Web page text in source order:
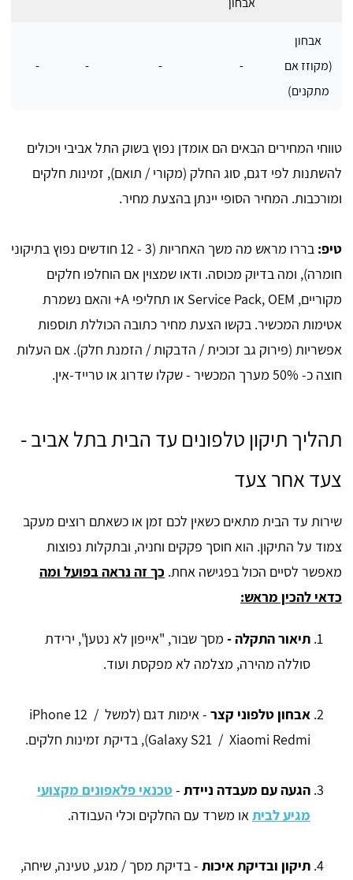
אבחון
(מקוזז אם
מתקנים)
-
-
-
-
טווחי המחירים הבאים הם אומדן נפוץ בשוק התל אביבי ויכולים
להשתנות לפי דגם, סוג החלק (מקורי / תואם), זמינות חלקים
ומורכבות. המחיר הסופי יינתן בהצעת מחיר.
טיפ:
בררו מראש מה משך האחריות (3 - 12 חודשים נפוץ בתיקוני
חומרה), ומה בדיוק מכוסה. ודאו שמצוין אם הוחלפו חלקים
מקוריים, Service Pack, OEM או תחליפי A+ והאם נשמרת
אטימות המכשיר. בקשו הצעת מחיר כתובה הכוללת תוספות
אפשריות (פירוק גב זכוכית / הדבקות / הזמנת חלק). אם העלות
חוצה כ- 50% מערך המכשיר - שקלו שדרוג או טרייד-אין.
תהליך תיקון טלפונים עד הבית בתל אביב -
צעד אחר צעד
שירות עד הבית מתאים כשאין לכם זמן או כשאתם רוצים מעקב
צמוד על התיקון. הוא חוסך פקקים וחניה, ובתקלות נפוצות
מאפשר לסיים הכול בפגישה אחת. כך זה נראה בפועל ומה
כדאי להכין מראש:
תיאור התקלה - מסך שבור, "אייפון לא נטען", ירידת
סוללה מהירה, מצלמה לא מפקסת ועוד.
אבחון טלפוני קצר
- אימות דגם (למשל iPhone 12 /
Galaxy S21 / Xiaomi Redmi), בדיקת זמינות חלקים.
הגעה עם מעבדה ניידת -טכנאי פלאפונים מקצועי
מגיע לביתאו משרד עם החלקים וכלי העבודה.
תיקון ובדיקת איכות - בדיקת מסך / מגע, טעינה, שיחה,